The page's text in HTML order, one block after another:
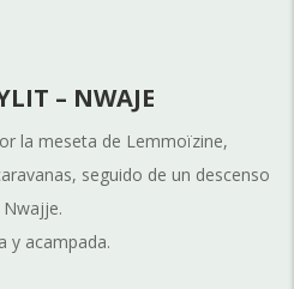
– NWAJE
la meseta de Lemmoïzine,
seguido de un descenso
y acampada.